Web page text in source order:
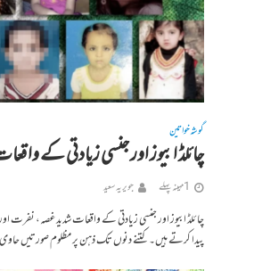
گوشہ خواتین
چائلڈ ابیوز اور جنسی زیادتی کے
1 مہینہ پہلے جویریہ سعید
چائلڈ ابیوز اور جنسی زیادتی کے واقعات شدید غصہ،
پیدا کرتے ہیں۔ کتنے دنوں تک ذہن پر مظلوم صورتیں